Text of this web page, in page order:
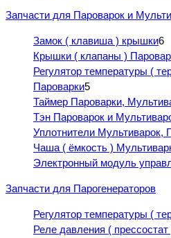
Запчасти для Пароварок и
Замок ( клавиша ) крышки6
Крышки ( клапаны )
Регулятор температуры (
Пароварки5
Таймер Пароварки,
Тэн Пароварок и
Уплотнители Мультиварок,
Чаша ( ёмкость )
Электронный модуль
Запчасти для Парогенераторов
Регулятор температуры (
Реле давления (